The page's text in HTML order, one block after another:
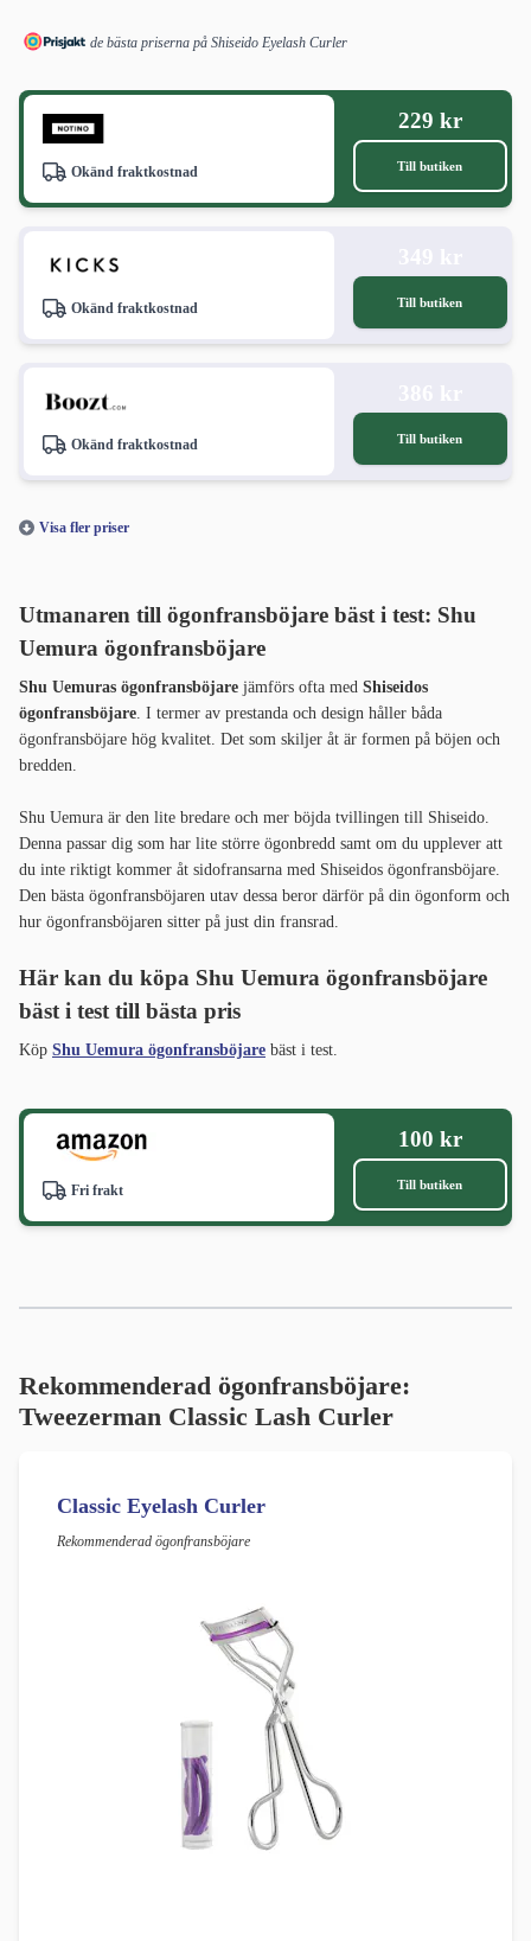
de bästa priserna på Shiseido Eyelash Curler
Okänd fraktkostnad
229 kr
Till butiken
Okänd fraktkostnad Till butiken
Okänd fraktkostnad Till butiken
Visa fler priser
Utmanaren till ögonfransböjare bäst i test: Shu
Uemura ögonfransböjare
Shu Uemuras ögonfransböjare jämförs ofta med Shiseidos
ögonfransböjare. I termer av prestanda och design håller båda
ögonfransböjare hög kvalitet. Det som skiljer åt är formen på böjen och
bredden.
Shu Uemura är den lite bredare och mer böjda tvillingen till Shiseido.
Denna passar dig som har lite större ögonbredd samt om du upplever att
du inte riktigt kommer åt sidofransarna med Shiseidos ögonfransböjare.
Den bästa ögonfransböjaren utav dessa beror därför på din ögonform och
hur ögonfransböjaren sitter på just din fransrad.
Här kan du köpa Shu Uemura ögonfransböjare
bäst i test till bästa pris
Köp Shu Uemura ögonfransböjare bäst i test.
Fri frakt
100 kr
Till butiken
Rekommenderad ögonfransböjare:
Tweezerman Classic Lash Curler
Classic Eyelash Curler
Rekommenderad ögonfransböjare